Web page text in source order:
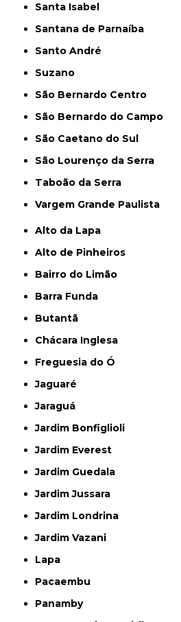
Santa Isabel
Santana de Parnaíba
Santo André
Suzano
São Bernardo Centro
São Bernardo do Campo
São Caetano do Sul
São Lourenço da Serra
Taboão da Serra
Vargem Grande Paulista
Alto da Lapa
Alto de Pinheiros
Bairro do Limão
Barra Funda
Butantã
Chácara Inglesa
Freguesia do Ó
Jaguaré
Jaraguá
Jardim Bonfiglioli
Jardim Everest
Jardim Guedala
Jardim Jussara
Jardim Londrina
Jardim Vazani
Lapa
Pacaembu
Panamby